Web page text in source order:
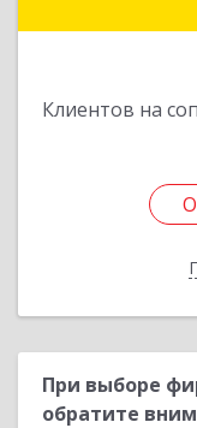
Клиентов на
При выборе
обратите